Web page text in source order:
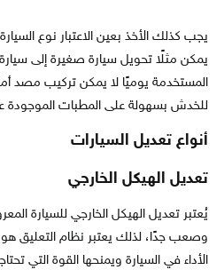
يجب كذلك الأخذ بعين الاعتبار نوع
يمكن مثلًا تحويل سيارة صغيرة إلى سيارة
المستخدمة يوميًا لا يمكن تركيب مصد
للخدش بسهولة على المطبات الموجودة
أنواع تعديل السيارات
تعديل الهيكل الخارجي
يُعتبر تعديل الهيكل الخارجي للسيارة
وصعب جدًا، لذلك يعتبر نظام التعليق
الأداء في السيارة ويمنحها القوة التي